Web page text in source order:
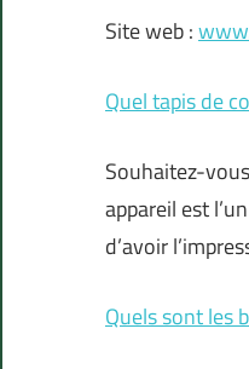
Site web :
Quel tapis de
Souhaitez-
appareil est
d’avoir
Quels sont les